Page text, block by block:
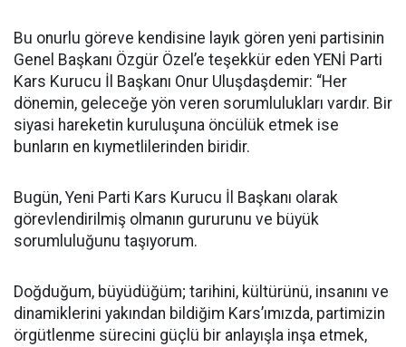
Bu onurlu göreve kendisine layık gören yeni partisinin
Genel Başkanı Özgür Özel’e teşekkür eden YENİ Parti
Kars Kurucu İl Başkanı Onur Uluşdaşdemir: “Her
dönemin, geleceğe yön veren sorumlulukları vardır. Bir
siyasi hareketin kuruluşuna öncülük etmek ise
bunların en kıymetlilerinden biridir.
Bugün, Yeni Parti Kars Kurucu İl Başkanı olarak
görevlendirilmiş olmanın gururunu ve büyük
sorumluluğunu taşıyorum.
Doğduğum, büyüdüğüm; tarihini, kültürünü, insanını ve
dinamiklerini yakından bildiğim Kars’ımızda, partimizin
örgütlenme sürecini güçlü bir anlayışla inşa etmek,